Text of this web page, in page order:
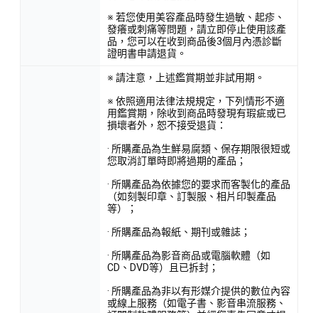
※ 若您使用美容產品時發生過敏、起疹、
發癢或刺痛等問題，請立即停止使用該產
品，您可以在收到商品後3個月內憑診斷
證明書申請退貨。
※ 請注意，上述鑑賞期並非試用期。
※ 依照適用法律法規規定，下列情形不適
用鑑賞期，除收到商品時發現有瑕疵或已
損壞者外，恕不接受退貨：
· 所購產品為生鮮易腐類、保存期限很短或
您取消訂單時即將過期的產品；
· 所購產品為依據您的要求而客製化的產品
（如刻製印章、訂製服、相片印製產品
等）；
· 所購產品為報紙、期刊或雜誌；
· 所購產品為影音商品或電腦軟體（如
CD、DVD等）且已拆封；
· 所購產品為非以有形媒介提供的數位內容
或線上服務（如電子書、影音串流服務、